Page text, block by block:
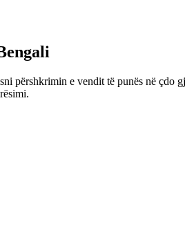
përshkrimin e vendit të punës në çdo